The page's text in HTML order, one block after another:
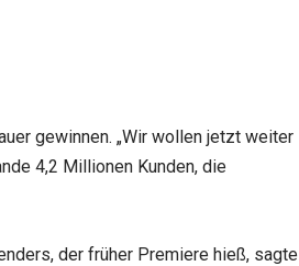
gewinnen. „Wir wollen jetzt weiter
4,2 Millionen Kunden, die
der früher Premiere hieß, sagte